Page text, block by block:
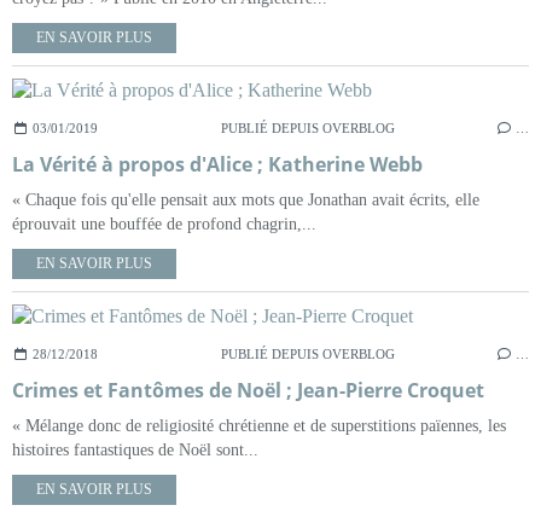
EN SAVOIR PLUS
03/01/2019 PUBLIÉ DEPUIS OVERBLOG
La Vérité à propos d'Alice ; Katherine Webb
« Chaque fois qu'elle pensait aux mots que Jonathan avait écrits, elle
éprouvait une bouffée de profond chagrin,...
EN SAVOIR PLUS
28/12/2018 PUBLIÉ DEPUIS OVERBLOG
Crimes et Fantômes de Noël ; Jean-Pierre Croquet
« Mélange donc de religiosité chrétienne et de superstitions païennes, les
histoires fantastiques de Noël sont...
EN SAVOIR PLUS